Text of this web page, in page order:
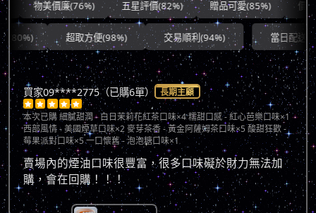
物美價廉(76%) 五星評價(82%) 贈品可愛(85%) 價格平
超取方便(98%) 交易順利(94%) 當日配送(74%)
買家09****2775（已購6單） 長期主顧
    
本次已購細膩甜潤 - 白日茉莉花紅茶口味×4 糯甜口感 - 紅心芭樂口味×1
西部風情 - 美國煙草口味×2 麥芽茶香 - 黃金阿薩姆茶口味×5 酸甜狂歡 -
莓果派對口味×5 一口懷舊 - 泡泡糖口味×1
賣場內的煙油口味很豐富，很多口味礙於財力無法加
購，會在回購！！！